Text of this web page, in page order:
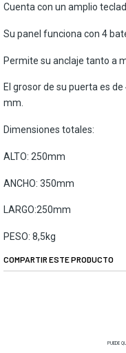
Cuenta con un amplio
Su panel funciona con 4
Permite su anclaje tanto a
El grosor de su puerta es
mm.
Dimensiones totales:
ALTO: 250mm
ANCHO: 350mm
LARGO:250mm
PESO: 8,5kg
COMPARTIR ESTE PRODUCTO
PUEDE